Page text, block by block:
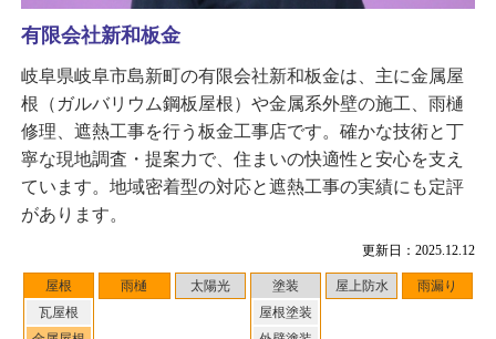
更新日：2025.12.12
屋根
瓦屋根
雨樋 太陽光
塗装
屋根塗装
屋上防水 雨漏り
有限会社新和板金
岐阜県岐阜市島新町の有限会社新和板金は、主に金属屋
根（ガルバリウム鋼板屋根）や金属系外壁の施工、雨樋
修理、遮熱工事を行う板金工事店です。確かな技術と丁
寧な現地調査・提案力で、住まいの快適性と安心を支え
ています。地域密着型の対応と遮熱工事の実績にも定評
があります。